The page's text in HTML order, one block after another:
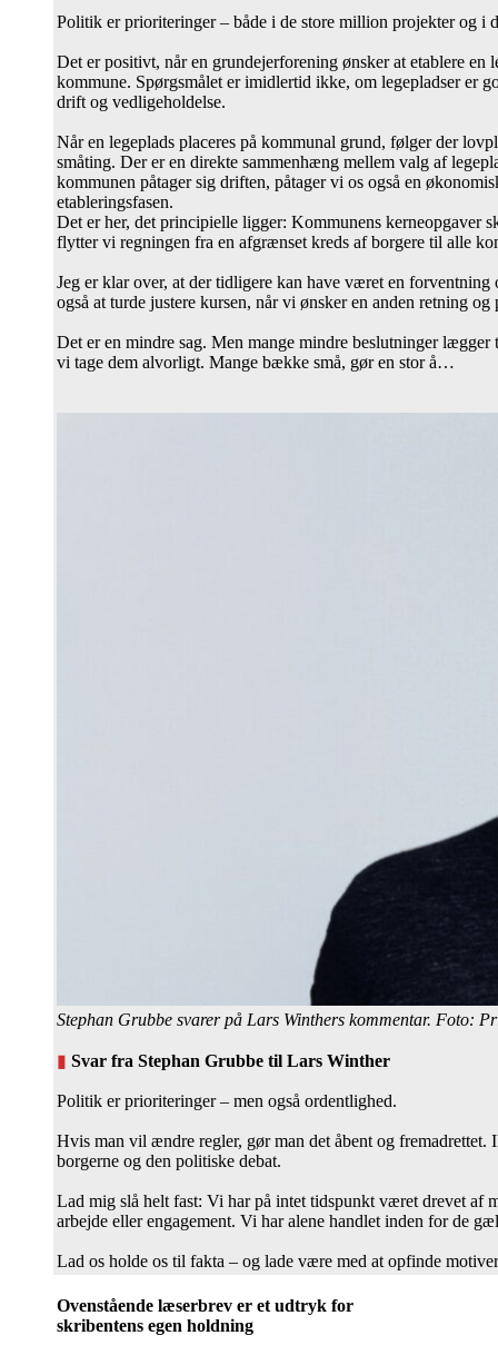
Politik er prioriteringer – både i de store million projekter og i
Det er positivt, når en grundejerforening ønsker at etablere
kommune. Spørgsmålet er imidlertid ikke, om legepladser er
drift og vedligeholdelse.
Når en legeplads placeres på kommunal grund, følger der
småting. Der er en direkte sammenhæng mellem valg af
kommunen påtager sig driften, påtager vi os også en
etableringsfasen.
Det er her, det principielle ligger: Kommunens kerneopgaver
flytter vi regningen fra en afgrænset kreds af borgere til alle
Jeg er klar over, at der tidligere kan have været en
også at turde justere kursen, når vi ønsker en anden retning
Det er en mindre sag. Men mange mindre beslutninger
vi tage dem alvorligt. Mange bække små, gør en stor å…
Stephan Grubbe svarer på Lars Winthers kommentar. Foto:
▮ Svar fra Stephan Grubbe til Lars Winther
Politik er prioriteringer – men også ordentlighed.
Hvis man vil ændre regler, gør man det åbent og
borgerne og den politiske debat.
Lad mig slå helt fast: Vi har på intet tidspunkt været drevet
arbejde eller engagement. Vi har alene handlet inden for de
Lad os holde os til fakta – og lade være med at opfinde
Ovenstående læserbrev er et udtryk for
skribentens egen holdning